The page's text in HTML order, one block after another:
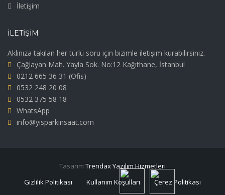
İletişim
İLETIŞIM
Aklınıza takılan her türlü soru için bizimle iletişim kurabilirsiniz.
Çağlayan Mah. Yayla Sok. No:12 Kağıthane, İstanbul
0212 665 36 31 (Ofis)
0532 248 20 08
0532 375 58 18
WhatsApp
info@yisparkinsaat.com
Tasarım Trendax Yazılım Hizmetleri
Gizlilik Politikası
Kullanım Koşulları Çerez Politikası